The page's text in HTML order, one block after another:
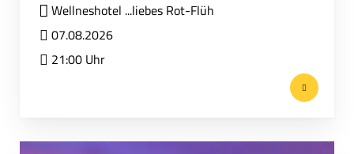
Wellneshotel ...liebes Rot-Flüh
07.08.2026
21:00 Uhr